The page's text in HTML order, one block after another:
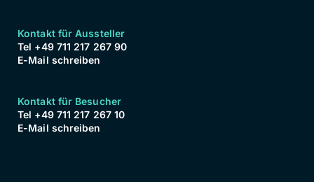
Kontakt für Aussteller
Tel +49 711 217 267 90
E-Mail schreiben
Kontakt für Besucher
Tel +49 711 217 267 10
E-Mail schreiben